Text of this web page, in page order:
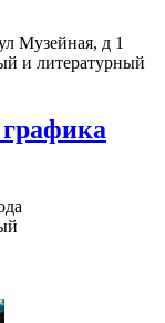
Музейная, д 1
и литературный